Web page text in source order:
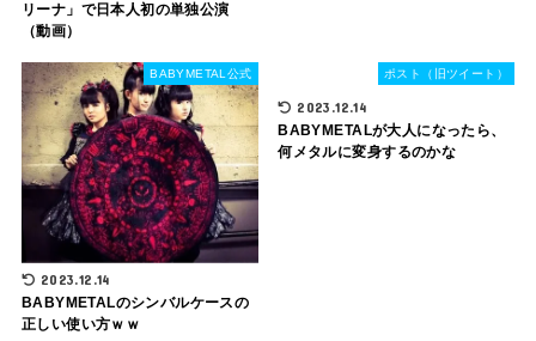
リーナ」で日本人初の単独公演
（動画）
BABYMETAL公式
2023.12.14
BABYMETALのシンバルケースの
正しい使い方ｗｗ
ポスト（旧ツイート）
2023.12.14
BABYMETALが大人になったら、
何メタルに変身するのかな